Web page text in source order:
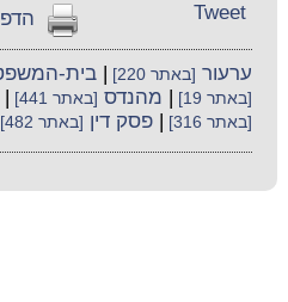
Tweet
ערעור [באתר 220] |בית-
[באתר 19] מהנדס [באתר 441]
[באתר 316] |פסק דין [באתר 482]